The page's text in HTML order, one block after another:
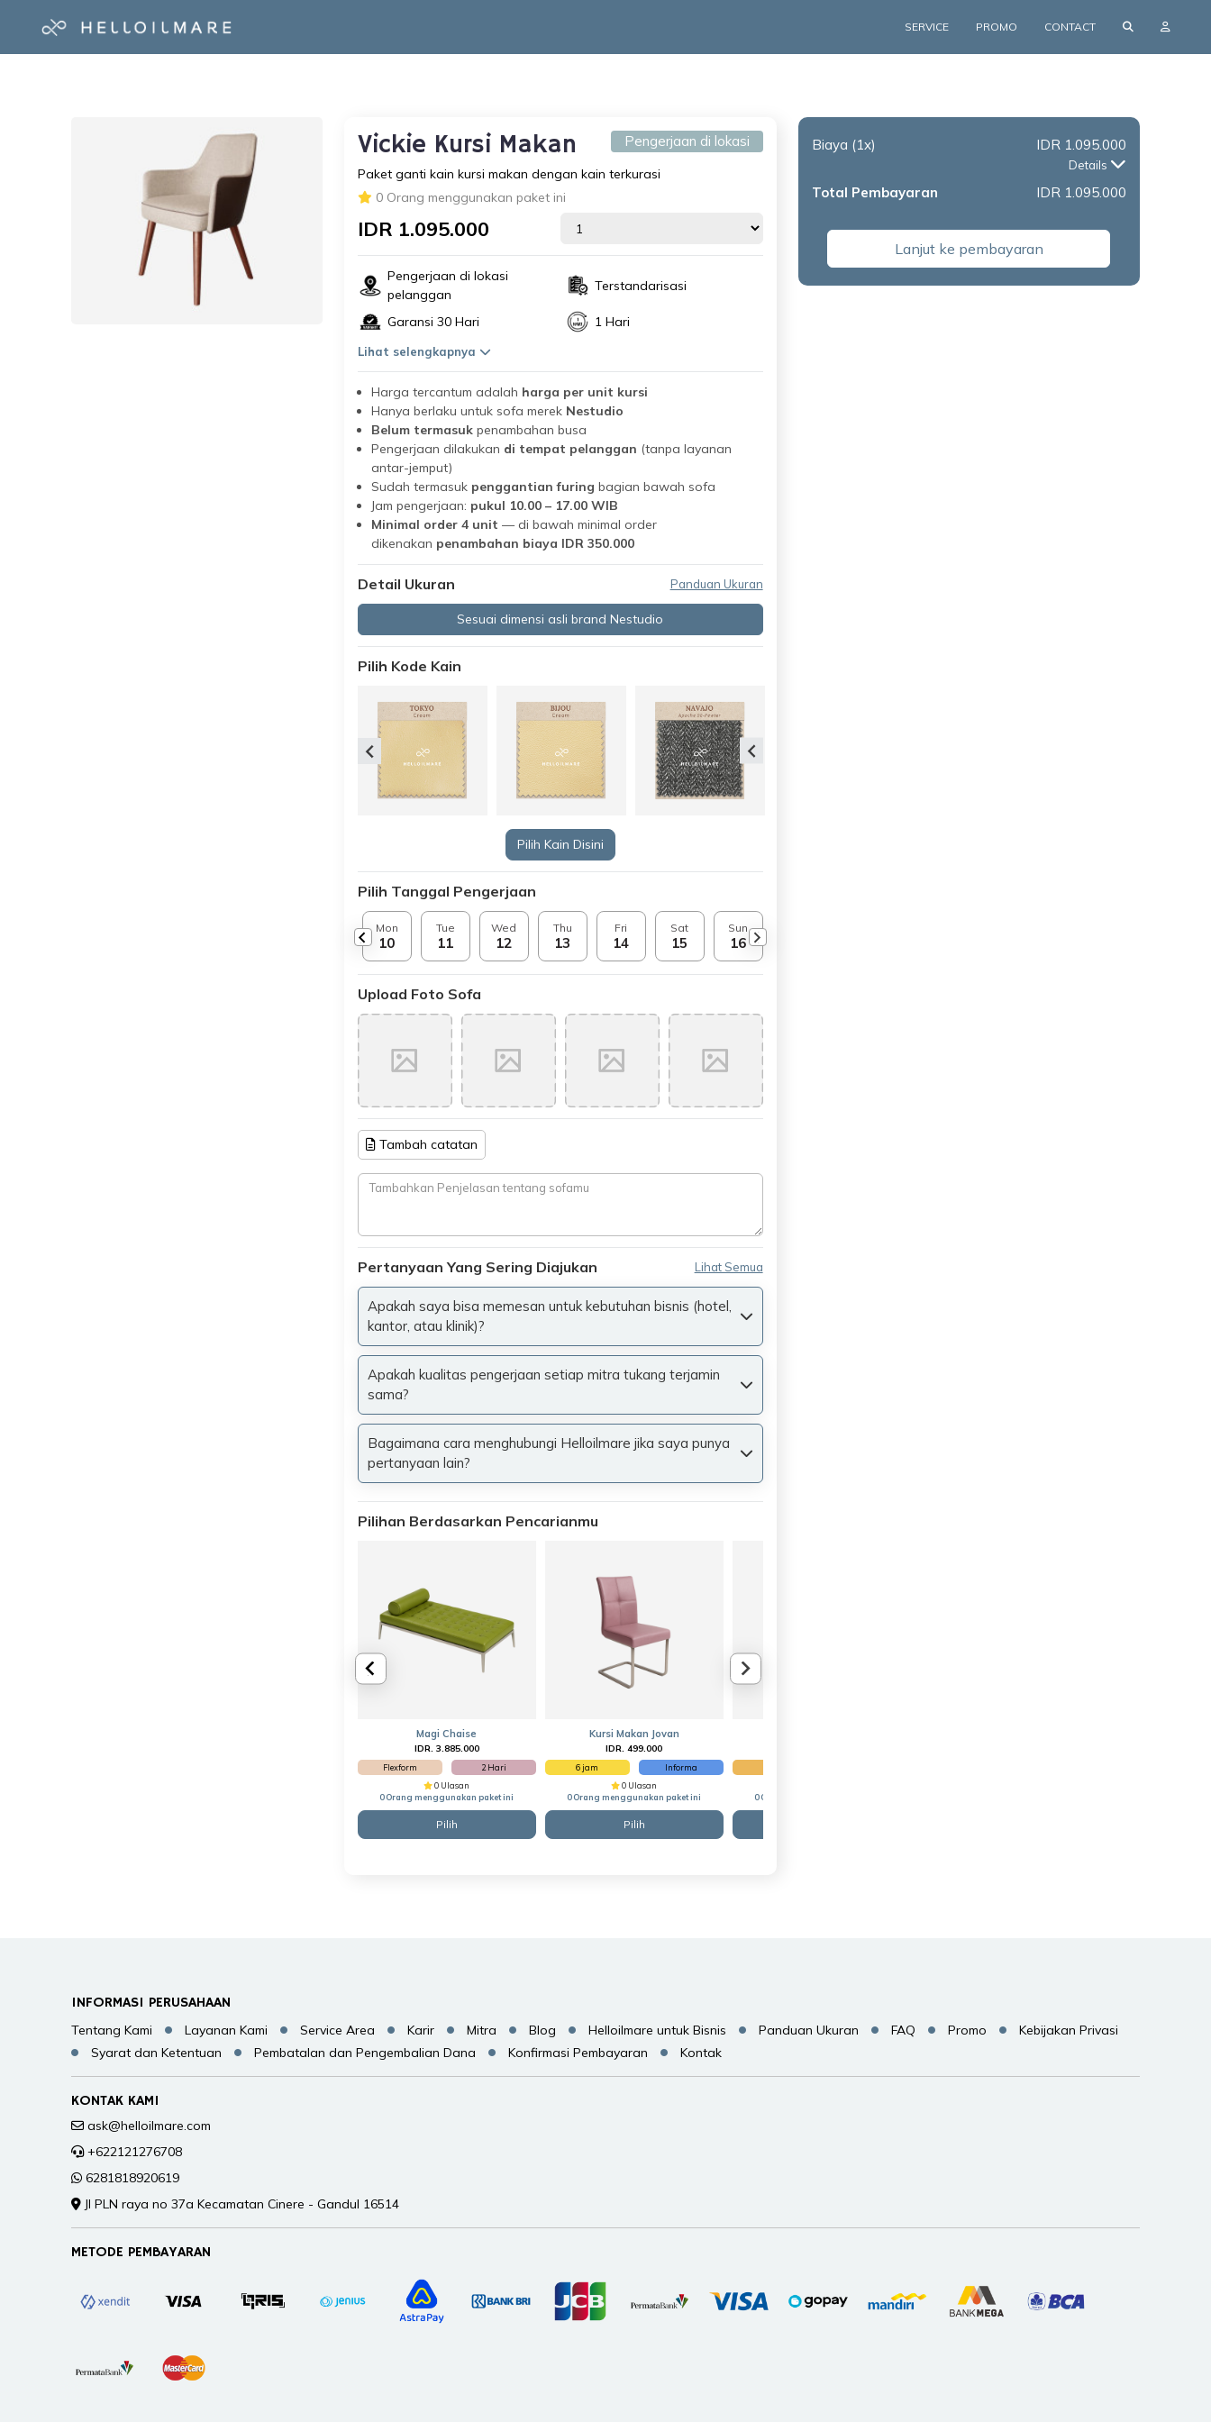
SERVICE PROMO CONTACT
Vickie Kursi Makan Pengerjaan di lokasi
Paket ganti kain kursi makan dengan kain terkurasi
0 Orang menggunakan paket ini
IDR 1.095.000
Pengerjaan di lokasi
pelanggan
Terstandarisasi
Garansi 30 Hari 1 Hari
Lihat selengkapnya
Harga tercantum adalah harga per unit kursi
Hanya berlaku untuk sofa merek Nestudio
Belum termasukpenambahan busa
Pengerjaan dilakukan di tempat pelanggan (tanpa layanan
antar-jemput)
Sudah termasuk penggantian furing bagian bawah sofa
Jam pengerjaan: pukul 10.00 – 17.00 WIB
Minimal order 4 unit — di bawah minimal order
dikenakan penambahan biaya IDR 350.000
Detail Ukuran Panduan Ukuran
Sesuai dimensi asli brand Nestudio
Pilih Kode Kain
Pilih Kain Disini
Pilih Tanggal Pengerjaan
Mon
10
Tue
11
Wed
12
Thu
13
Fri
14
Sat
15
Sun
16
Upload Foto Sofa
Tambah catatan
Pertanyaan Yang Sering Diajukan Lihat Semua
Apakah saya bisa memesan untuk kebutuhan bisnis (hotel,
kantor, atau klinik)?
Apakah kualitas pengerjaan setiap mitra tukang terjamin
sama?
Bagaimana cara menghubungi Helloilmare jika saya punya
pertanyaan lain?
Pilihan Berdasarkan Pencarianmu
Magi Chaise
IDR. 3.885.000
Flexform
2 Hari
0 Ulasan
0 Orang menggunakan paket ini
Pilih
Kursi Makan Jovan
IDR. 499.000
6 jam
Informa
0 Ulasan
0 Orang menggunakan paket ini
Pilih
0 Orang menggunakan paket ini
Biaya (1x) IDR 1.095.000
Details
Total Pembayaran IDR 1.095.000
Lanjut ke pembayaran
INFORMASI PERUSAHAAN
Tentang Kami Layanan Kami Service Area Karir Mitra Blog Helloilmare untuk Bisnis Panduan Ukuran FAQ Promo
Kebijakan Privasi
Syarat dan Ketentuan
Pembatalan dan Pengembalian Dana Konfirmasi Pembayaran Kontak
KONTAK KAMI
ask@helloilmare.com
+622121276708
6281818920619
Jl PLN raya no 37a Kecamatan Cinere - Gandul 16514
METODE PEMBAYARAN